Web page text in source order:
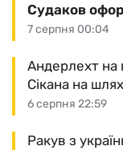
7 серпня 00:04
Судаков
6 серпня 22:59
Андерлехт на
Сікана на
Ракув з